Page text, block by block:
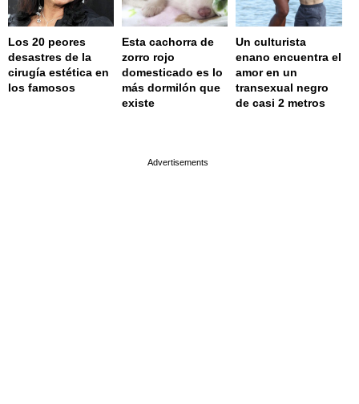
Los 20 peores
desastres de la
cirugía estética en
los famosos
Esta cachorra de
zorro rojo
domesticado es lo
más dormilón que
existe
Un culturista
enano encuentra el
amor en un
transexual negro
de casi 2 metros